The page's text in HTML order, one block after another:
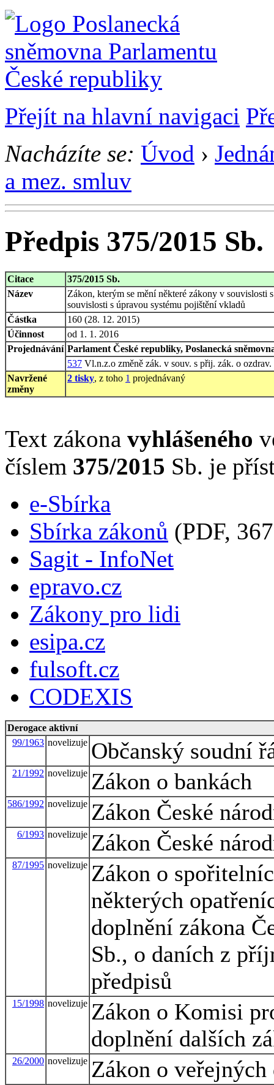
Přejít na hlavní navigaci
Nacházíte se: Úvod ›
a mez. smluv
Předpis 375/2015 Sb.
Citace
375/2015 Sb.
Název
Zákon, kterým se mění některé zákony v souvislosti
souvislosti s úpravou systému pojištění vkladů
Částka
160 (28. 12. 2015)
Účinnost
od 1. 1. 2016
Projednávání Parlament České republiky, Poslanecká
537 Vl.n.z.o změně zák. v souv. s přij. zák. o ozdrav.
Navržené
změny
2 tisky, z toho 1 projednávaný
Text zákona vyhlášeného
číslem 375/2015 Sb. je
e-Sbírka
Sbírka zákonů (PDF,
Sagit - InfoNet
epravo.cz
Zákony pro lidi
esipa.cz
fulsoft.cz
CODEXIS
Derogace aktivní
99/1963 novelizuje Občanský soudní
21/1992 novelizuje Zákon o bankách
586/1992 novelizuje Zákon České
6/1993 novelizuje Zákon České
87/1995 novelizuje Zákon o
některých
doplnění zákona
Sb., o daních z
předpisů
15/1998 novelizuje Zákon o Komisi
doplnění dalších
26/2000 novelizuje Zákon o veřejných